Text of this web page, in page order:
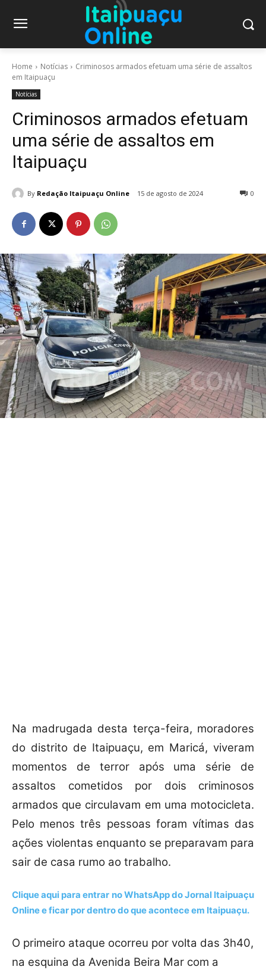
Home Notícias
Criminosos armados efetuam uma série de assaltos
em Itaipuaçu
Notícias
Criminosos armados efetuam
uma série de assaltos em
Itaipuaçu
By Redação Itaipuaçu Online 15 de agosto de 2024 0
Na madrugada desta terça-feira, moradores
do distrito de Itaipuaçu, em Maricá, viveram
momentos de terror após uma série de
assaltos cometidos por dois criminosos
armados que circulavam em uma motocicleta.
Pelo menos três pessoas foram vítimas das
ações violentas enquanto se preparavam para
sair de casa rumo ao trabalho.
Clique aqui para entrar noWhatsAppdo Jornal Itaipuaçu
Online e ficar por dentro do que acontece em Itaipuaçu.
O primeiro ataque ocorreu por volta das 3h40,
na esquina da Avenida Beira Mar com a